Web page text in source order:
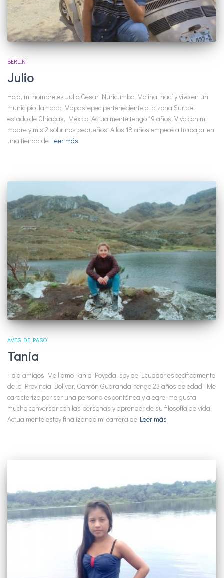
BERLIN
Julio
Hola, mi nombre es Julio Cesar Nuricumbo Molina, nací y vivo en un
municipio llamado Mapastepec perteneciente a la zona Sur del
estado de Chiapas, México. Actualmente tengo 19 años. Vivo con mi
madre y mis 2 sobrinos pequeños. A los 18 años empecé a trabajar en
una tienda de Leer más
AVES DE PASO
Tania
Hola amigos Me llamo Tania Poveda, soy de Ecuador específicamente
de la Provincia Bolívar, Cantón Guaranda, tengo 23 años de edad. Me
caracterizo por ser una persona espontánea y alegre, me gusta
mucho conversar con las personas y aprender de su filosofía de vida.
Actualmente estoy finalizando mi carrera de Leer más